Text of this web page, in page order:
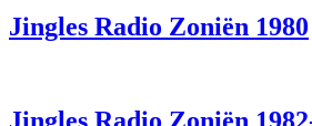
Jingles Radio Zoniën 1980